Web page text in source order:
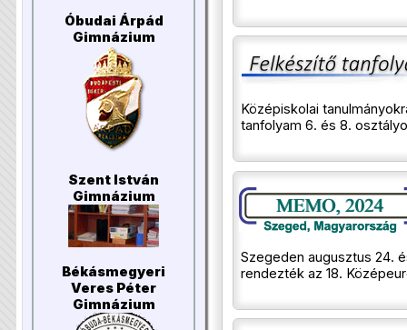
Óbudai Árpád
Gimnázium
Szent István
Gimnázium
Békásmegyeri
Veres Péter
Gimnázium
Középiskolai
tanfolyam 6. és 8.
Szegeden augusztus 24.
rendezték az 18.